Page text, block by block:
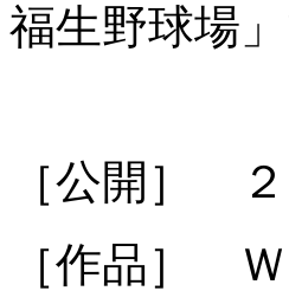
福生野球場
［公開］
［作品］